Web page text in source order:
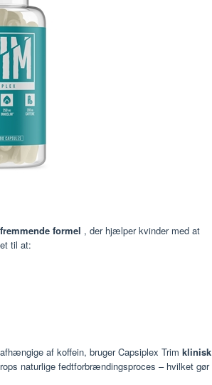
formel , der hjælper kvinder med at
til at:
af koffein, bruger Capsiplex Trim klinisk
naturlige fedtforbrændingsproces – hvilket gør